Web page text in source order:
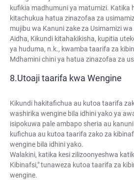
kufikia madhumuni ya matumizi. Katika
kitachukua hatua zinazofaa za
mujibu wa Kanuni zake za Usimamizi
Aidha, Kikundi kitahakikisha, kupitia
ya huduma, n.k., kwamba taarifa za
Mdhamini chini ya hatua zinazofaa za
Utoaji taarifa kwa Wengine
Kikundi hakitafichua au kutoa taarifa
washirika wengine bila idhini yako ya
isipokuwa pale ambapo sheria au
kufichua au kutoa taarifa zako za
wengine bila idhini yako.
Walakini, katika kesi zilizoonyeshwa
Kibinafsi," tunaweza kutoa taarifa za
wengine.